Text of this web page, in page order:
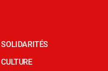
SOLIDARITÉS
CULTURE